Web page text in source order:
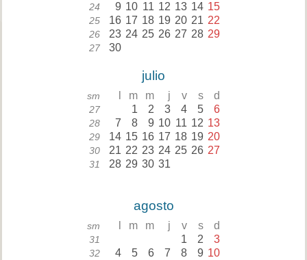
24 9 10 11 12 13 14 15
25 16 17 18 19 20 21 22
26 23 24 25 26 27 28 29
27 30
julio
sm m m j v s d
27 1 2 3 4 5 6
28 7 8 9 10 11 12 13
29 14 15 16 17 18 19 20
30 21 22 23 24 25 26 27
31 28 29 30 31
agosto
sm m m j v s d
31 1 2 3
32 4 5 6 7 8 9 10